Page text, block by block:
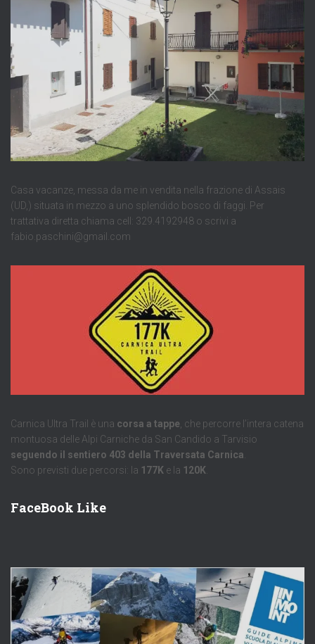
Casa vacanze, messa da me in vendita nella frazione di Assais
(UD,) situata in mezzo a uno splendido bosco di faggi. Per
trattativa diretta chiama cell: 329.4192948 o scrivi a
fabio.paschini@gmail.com
Carnica Ultra Trail è una corsa a tappe, che percorre l’intera catena
montuosa delle Alpi Carniche da San Candido a Tarvisio
seguendo il sentiero 403 della Traversata Carnica.
Sono previsti due percorsi: la 177K e la 120K.
FaceBook Like